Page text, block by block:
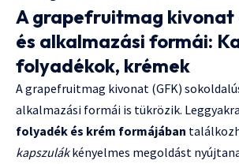
A grapefruitmag kivonat
és alkalmazási formái:
folyadékok, krémek
A grapefruitmag kivonat (GFK)
alkalmazási formái is tükrözik.
folyadék és krém formájában
kapszulákkényelmes megoldást